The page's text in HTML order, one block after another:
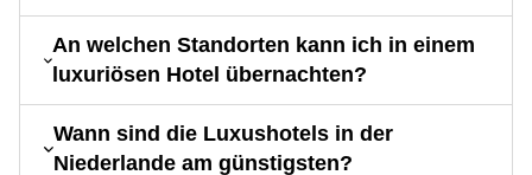
An welchen Standorten kann ich in einem
luxuriösen Hotel übernachten?
Wann sind die Luxushotels in der
Niederlande am günstigsten?